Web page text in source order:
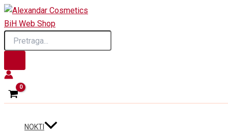
Skip
to
content
Products
search
NOKTI